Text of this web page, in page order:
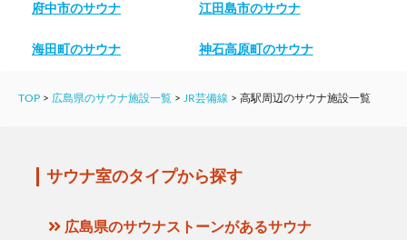
府中市のサウナ 江田島市のサウナ
海田町のサウナ 神石高原町のサウナ
TOP > 広島県のサウナ施設一覧 > JR芸備線 > 高駅周辺のサウナ施設一覧
サウナ室のタイプから探す
広島県のサウナストーンがあるサウナ